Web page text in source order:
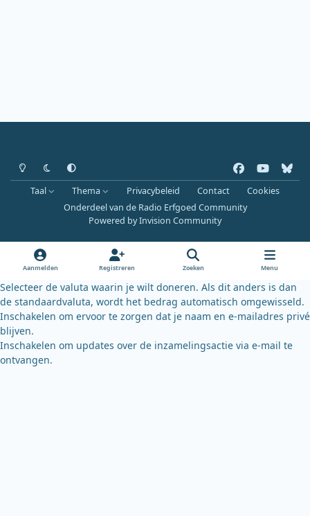
Heldere modus
Donkere modus
Systeemvoorkeur
a
c
e
k
o
u
b
l
u
k
y
Taal Thema Privacybeleid Contact
Cookies
Onderdeel van de Radio Erfgoed Community
Powered byInvision Community
Aanmelden Registreren Zoeken Menu
Selecteer de valuta waarin je wilt doneren. Als dit anders is dan
de standaardvaluta, wordt het bedrag automatisch omgewisseld.
Inschakelen om ervoor te zorgen dat je naam en e-mailadres privé
blijven.
Inschakelen om updates over de inzamelingsactie via e-mail te
ontvangen.